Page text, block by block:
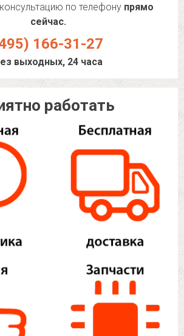
по телефону прямо
сейчас.
166-31-27
выходных, 24 часа
работать